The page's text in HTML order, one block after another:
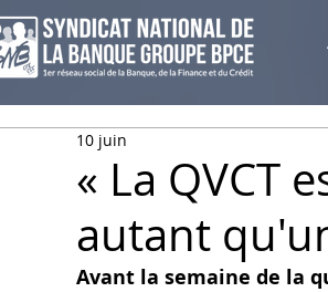
« La QVCT
autant
10 juin
Avant la semaine de la